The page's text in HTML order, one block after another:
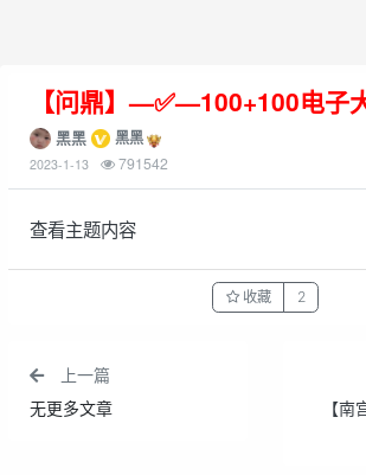
【问鼎】—✅—100+100电子
黑黑 黑黑
2023-1-13 791542
查看主题内容
收藏 2
上一篇
无更多文章
【